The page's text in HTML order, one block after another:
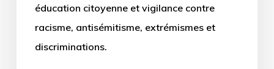
éducation citoyenne et vigilance contre
racisme, antisémitisme, extrémismes et
discriminations.